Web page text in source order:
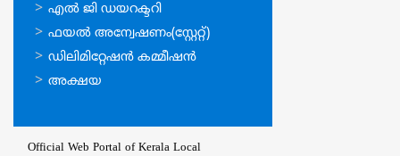
ഉപയോഗപ്രദമായ
കണ്ണികള്‍
എല്‍ ജി ഡയറക്ടറി
ഫയല്‍ അന്വേഷണം(സ്റ്റേറ്റ്)
ഡിലിമിറ്റേഷന്‍ കമ്മീഷന്‍
അക്ഷയ
Official Web Portal of Kerala Local